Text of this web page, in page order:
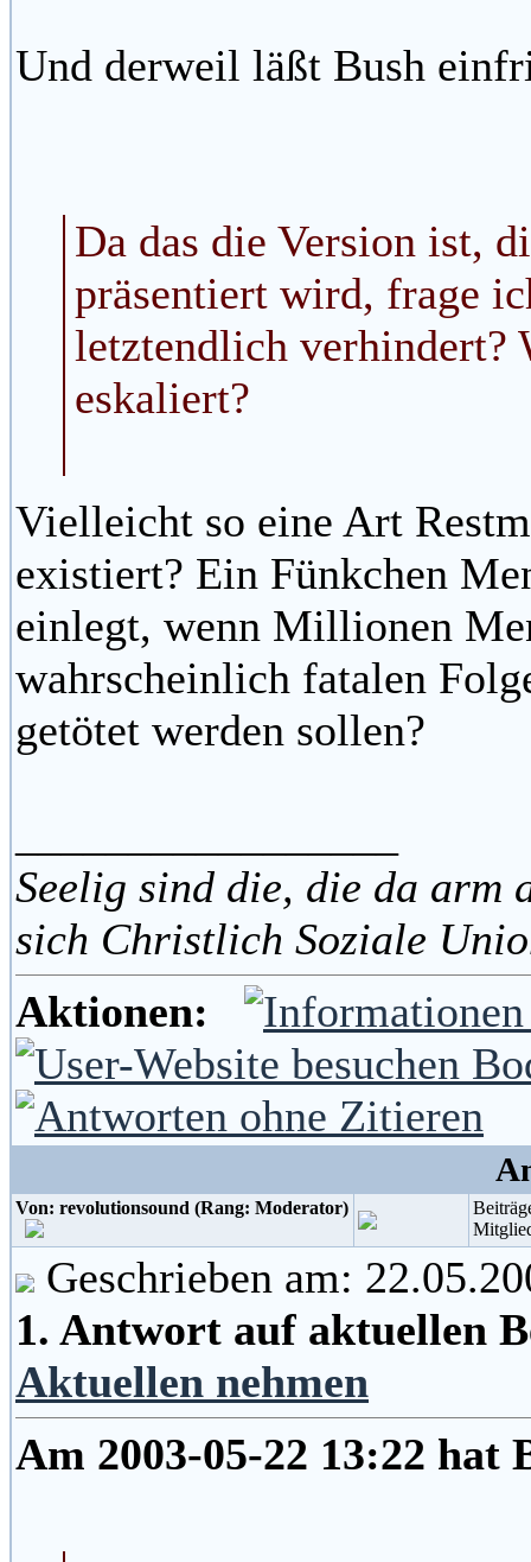
Und derweil läßt Bush
Da das die Version ist,
präsentiert wird, frage
letztendlich verhindert?
eskaliert?
Vielleicht so eine Art
existiert? Ein Fünkchen
einlegt, wenn Millionen
wahrscheinlich fatalen
getötet werden sollen?
Seelig sind die, die da arm
sich Christlich Soziale
Aktionen:
Von: revolutionsound (Rang: Moderator)
Geschrieben am:
1. Antwort auf aktuellen
Aktuellen nehmen
Am 2003-05-22 13:22 hat